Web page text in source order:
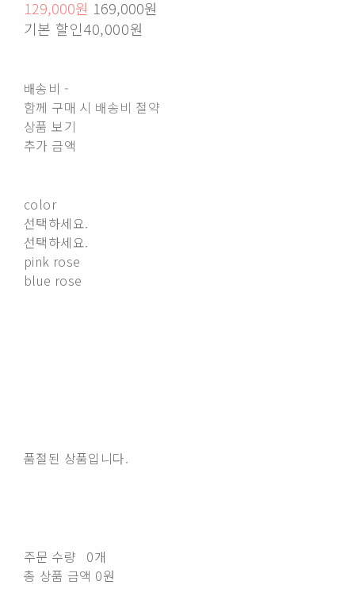
129,000원 169,000원
기본 할인40,000원
배송비 -
함께 구매 시 배송비 절약
상품 보기
추가 금액
color
선택하세요.
선택하세요.
pink rose
blue rose
품절된 상품입니다.
주문 수량
0개
총 상품 금액 0원